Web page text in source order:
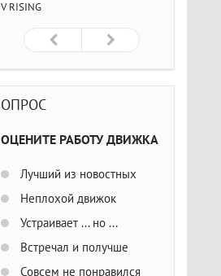
V RISING
ОПРОС
ОЦЕНИТЕ РАБОТУ ДВИЖКА
Лучший из новостных
Неплохой движок
Устраивает ... но ...
Встречал и получше
Совсем не понравился